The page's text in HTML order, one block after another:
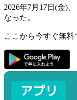
2026年7月17日(金)
なった。
ここから今すぐ無料